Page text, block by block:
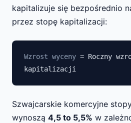
kapitalizuje się bezpośrednio
przez stopę kapitalizacji:
Wzrost wyceny = Roczny
kapitalizacji
Szwajcarskie komercyjne
wynoszą 4,5 to 5,5% w